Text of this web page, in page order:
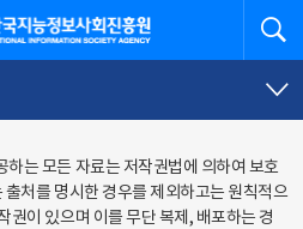
사회진흥원
는 모든 자료는 저작권법에 의하여 보호
처를 명시한 경우를 제외하고는 원칙적으
권이 있으며 이를 무단 복제, 배포하는 경